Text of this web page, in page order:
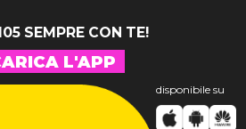
SEMPRE CON TE!
L'APP
disponibile su